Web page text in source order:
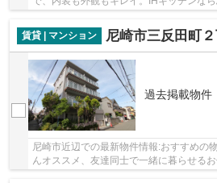
賃貸 | マンション
尼崎市三反田町２
過去掲載物件
尼崎市近辺での最新物件情報:おすすめの
んオススメ、友達同士で一緒に暮らせる